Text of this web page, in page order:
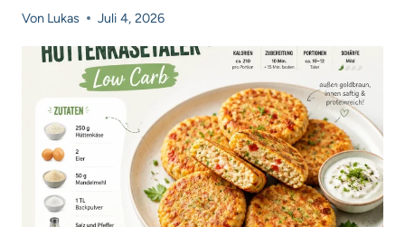
Von Lukas Juli 4, 2026